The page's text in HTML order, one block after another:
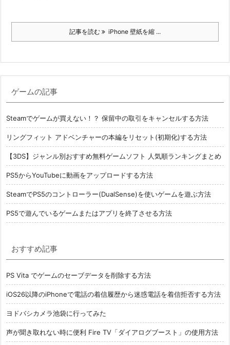
記事を読む iPhone 壁紙を縮 ...
ゲームの記事
Steamでゲームが買えない！？ 保留中の取引をキャンセルする方法
リングフィット アドベンチャーの本編をリセット(初期化)する方法
【3DS】ジャンル別おすすめ無料ゲームソフト 人気順ランキングまとめ
PS5からYouTubeに動画をアップロードする方法
SteamでPS5のコントローラー(DualSense)を使いゲームを遊ぶ方法
PS5で遊んでいるゲームまたはアプリを終了させる方法
おすすめ記事
PS Vita でゲームのセーブデータを削除する方法
iOS26以降のiPhoneで電話の着信履歴から迷惑電話を着信拒否する方法
ヨドバシカメラ池袋に行ってみた
声が聞き取れない時に便利 Fire TV「ダイアログブースト」の使用方法